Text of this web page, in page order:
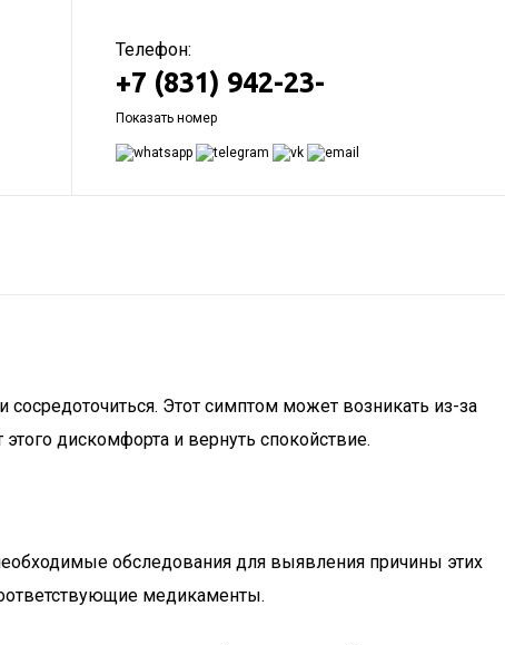
Телефон:
+7 (831) 942-23-
Показать номер
Этот симптом может возникать из-за
дискомфорта и вернуть спокойствие.
обследования для выявления причины этих
медикаменты.